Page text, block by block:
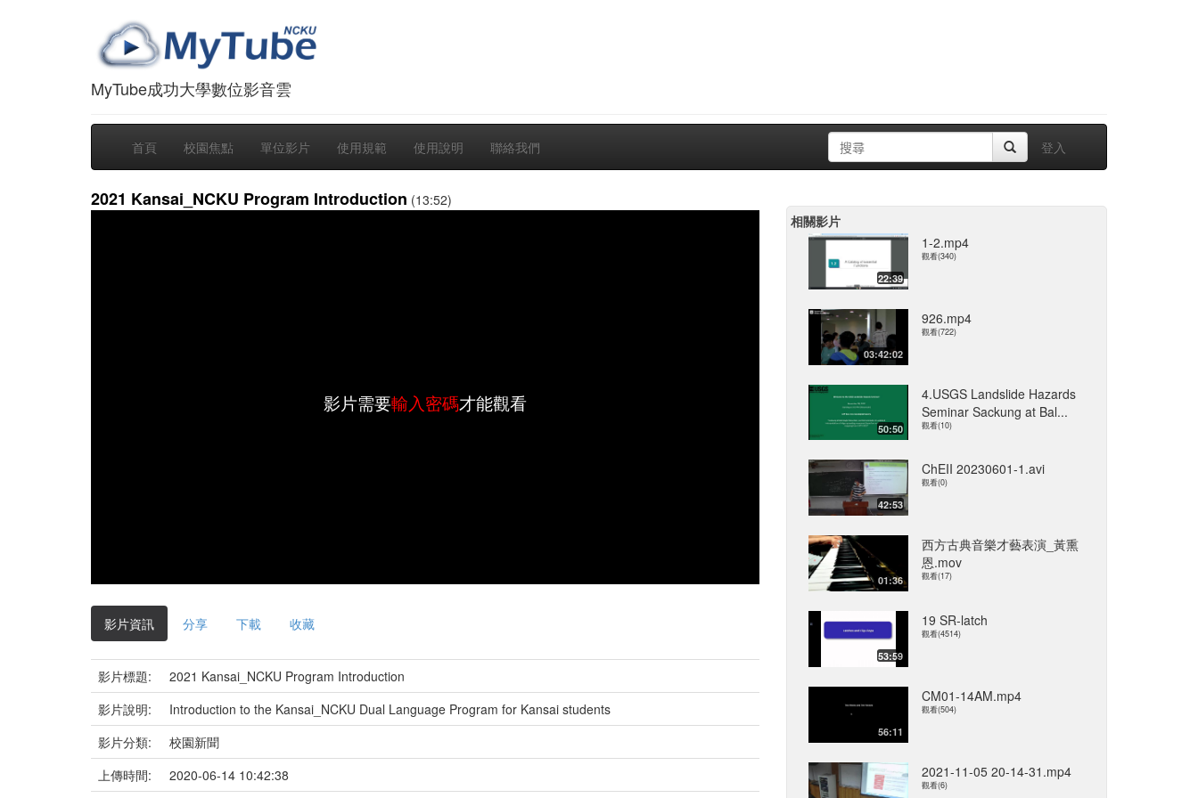
MyTube成功大學數位影音雲
首頁 校園焦點 單位影片 使用規範 使用說明 聯絡我們 登入
2021 Kansai_NCKU Program Introduction (13:52)
影片需要輸入密碼才能觀看
影片資訊 分享 下載 收藏
影片標題:
2021 Kansai_NCKU Program Introduction
影片說明:
Introduction to the Kansai_NCKU Dual Language Program for Kansai students
影片分類:
校園新聞
上傳時間:
2020-06-14 10:42:38
相關影片
22:39
1-2.mp4
觀看(340)
03:42:02
926.mp4
觀看(722)
50:50
4.USGS Landslide Hazards
Seminar Sackung at Bal...
觀看(10)
42:53
ChEII 20230601-1.avi
觀看(0)
01:36
西方古典音樂才藝表演_黃熏
恩.mov
觀看(17)
53:59
19 SR-latch
觀看(4514)
56:11
CM01-14AM.mp4
觀看(504)
2021-11-05 20-14-31.mp4
觀看(6)